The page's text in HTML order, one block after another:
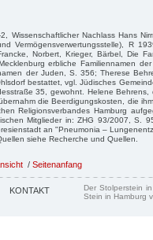
Wissenschaftlicher Nachlass Hans
Vermögensverwertungsstelle), R
Norbert, Krieger, Bärbel, Die
erbliche Familiennamen
der Juden, S. 356; Therese
bestattet, vgl. Jüdisches
35, gewohnt. Helene
die Beerdigungskosten, die
Religionsverbandes Hamburg
Mitglieder in: ZHG 93/2007, S.
an "Pneumonia –
siehe Recherche und Quellen.
/ Seitenanfang
KONTAKT
Der Stolperstein
Stein in Hamburg